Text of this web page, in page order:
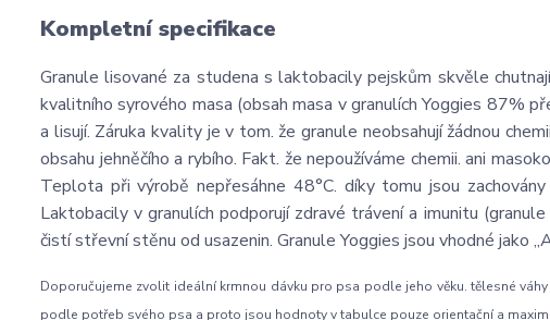
Kompletní specifikace
Granule lisované za studena s laktobacily pejskům skvěle
kvalitního syrového masa (obsah masa v granulích Yoggies 87%
a lisují. Záruka kvality je v tom. že granule neobsahují žádnou
obsahu jehněčího a rybího. Fakt. že nepoužíváme chemii. ani
Teplota při výrobě nepřesáhne 48°C. díky tomu jsou
Laktobacily v granulích podporují zdravé trávení a imunitu
čistí střevní stěnu od usazenin. Granule Yoggies jsou vhodné
Doporučujeme zvolit ideální krmnou dávku pro psa podle jeho věku. tělesné
podle potřeb svého psa a proto jsou hodnoty v tabulce pouze orientační a